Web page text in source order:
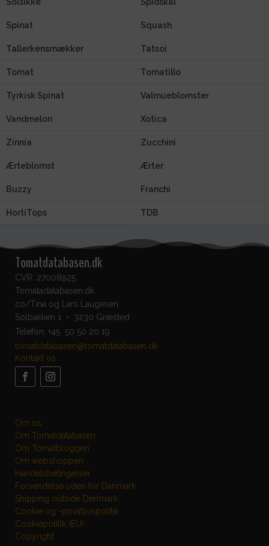
Spinat Squash
Tallerkensmækker Tatsoi
Tomat Tomatillo
Tyrkisk Spinat Valmueblomster
Vandmelon Xotica
Zinnia Zucchini
Ærteblomst Ærter
Buzzy Franchi
HortiTops TDB
Tomatdatabasen.dk
CVR: 27008925
Tomatadatabasen.dk
co/Tina og Lars Laugesen
Solbakken 1 • 3230 Græsted
Telefon: +45 50 50 20 19
tomatdatabasen@tomatdatabasen.dk
Kontakt os
Om os
Om Tomatdatabasen
Om Tomatbloggen
Om webshoppen
Handelsbetingelser
Forsendelse uden for Danmark
Shipping outside Denmark
Cookie og -privatlivspolitik
Cookiepolitik (EU)
Copyright